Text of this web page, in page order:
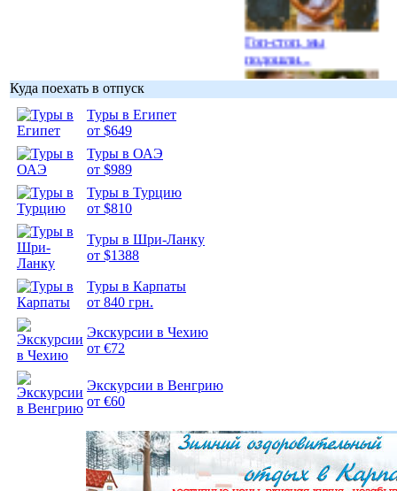
Гоп-стоп, мы
подошли...
Куда поехать в отпуск
Туры в Египет
от $649
Туры в ОАЭ
от $989
Туры в Турцию
от $810
Туры в Шри-Ланку
от $1388
Туры в Карпаты
от 840 грн.
Экскурсии в Чехию
от €72
Экскурсии в Венгрию
от €60